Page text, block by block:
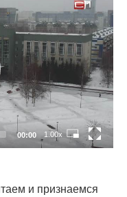
00:00 1.00x
и признаемся